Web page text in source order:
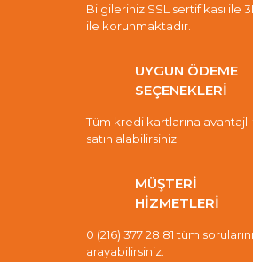
Bilgileriniz SSL sertifikası ile
ile korunmaktadır.
UYGUN ÖDEME
SEÇENEKLERİ
Tüm kredi kartlarına
satın alabilirsiniz.
MÜŞTERİ
HİZMETLERİ
0 (216) 377 28 81 tüm
arayabilirsiniz.